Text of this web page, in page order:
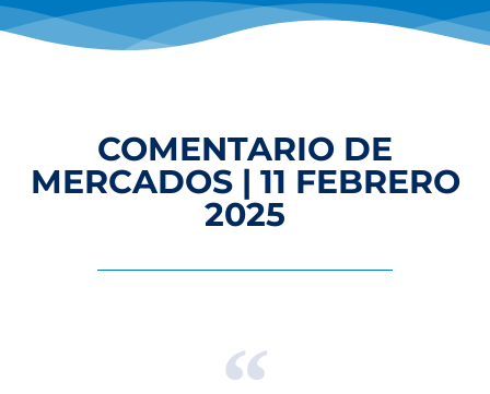
COMENTARIO DE
MERCADOS | 11 FEBRERO
2025